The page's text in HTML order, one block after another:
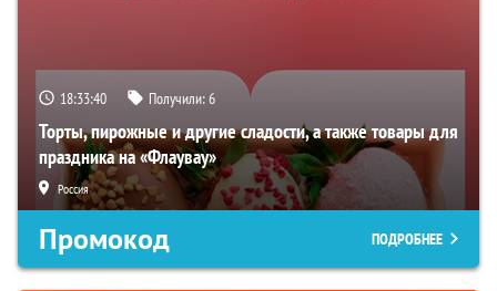
18:33:39 Получили:6
Торты, пирожные и другие сладости, а также товары для
праздника на «Флаувау»
Россия
Промокод ПОДРОБНЕЕ